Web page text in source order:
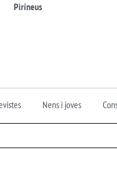
Pirineus
Nens i joves